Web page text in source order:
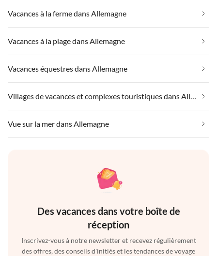
Vacances à la ferme dans Allemagne
Vacances à la plage dans Allemagne
Vacances équestres dans Allemagne
Villages de vacances et complexes touristiques dans Allemagne
Vue sur la mer dans Allemagne
Des vacances dans votre boîte de
réception
Inscrivez-vous à notre newsletter et recevez régulièrement
des offres, des conseils d'initiés et les tendances de voyage